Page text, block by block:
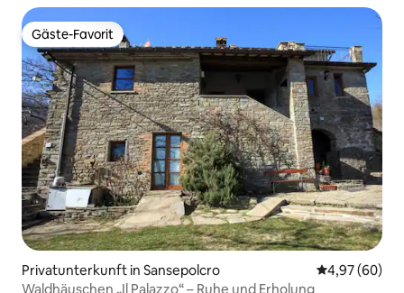
Gäste-Favorit
Gäste-Favorit
Privatunterkunft in Sansepolcro
4,97 (60)
Waldhäuschen „Il Palazzo“ – Ruhe und Erholung